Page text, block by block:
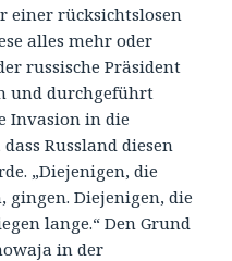
einer rücksichtslosen
alles mehr oder
russische Präsident
und durchgeführt
Invasion in die
Russland diesen
„Diejenigen, die
gingen. Diejenigen, die
lange.“ Den Grund
in der